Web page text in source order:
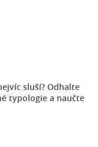
sluší? Odhalte
typologie a naučte